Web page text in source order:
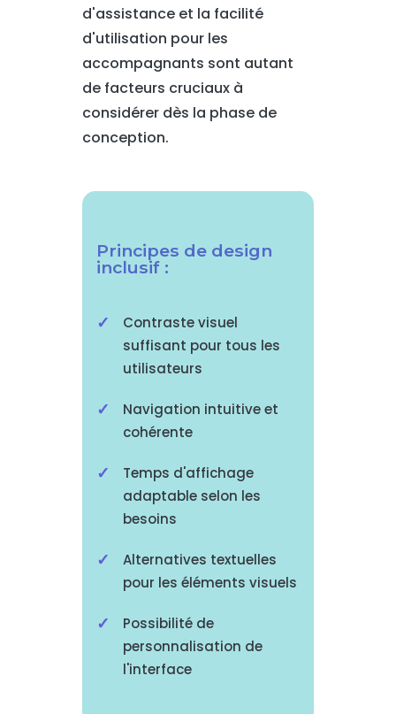
d'assistance et la facilité
d'utilisation pour les
accompagnants sont autant
de facteurs cruciaux à
considérer dès la phase de
conception.
Principes de design
inclusif :
Contraste visuel
suffisant pour tous les
utilisateurs
Navigation intuitive et
cohérente
Temps d'affichage
adaptable selon les
besoins
Alternatives textuelles
pour les éléments visuels
Possibilité de
personnalisation de
l'interface